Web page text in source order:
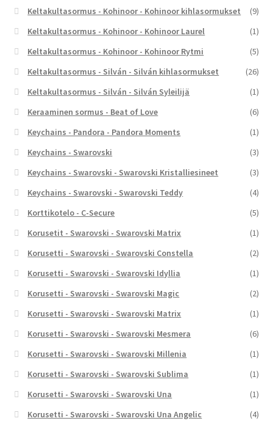
Keltakultasormus - Kohinoor - Kohinoor kihlasormukset
(9)
Keltakultasormus - Kohinoor - Kohinoor Laurel
(1)
Keltakultasormus - Kohinoor - Kohinoor Rytmi
(5)
Keltakultasormus - Silván - Silván kihlasormukset
(26)
Keltakultasormus - Silván - Silván Syleilijä
(1)
Keraaminen sormus - Beat of Love
(6)
Keychains - Pandora - Pandora Moments
(1)
Keychains - Swarovski
(3)
Keychains - Swarovski - Swarovski Kristalliesineet
(3)
Keychains - Swarovski - Swarovski Teddy
(4)
Korttikotelo - C-Secure
(5)
Korusetit - Swarovski - Swarovski Matrix
(1)
Korusetti - Swarovski - Swarovski Constella
(2)
Korusetti - Swarovski - Swarovski Idyllia
(1)
Korusetti - Swarovski - Swarovski Magic
(2)
Korusetti - Swarovski - Swarovski Matrix
(1)
Korusetti - Swarovski - Swarovski Mesmera
(6)
Korusetti - Swarovski - Swarovski Millenia
(1)
Korusetti - Swarovski - Swarovski Sublima
(1)
Korusetti - Swarovski - Swarovski Una
(1)
Korusetti - Swarovski - Swarovski Una Angelic
(4)